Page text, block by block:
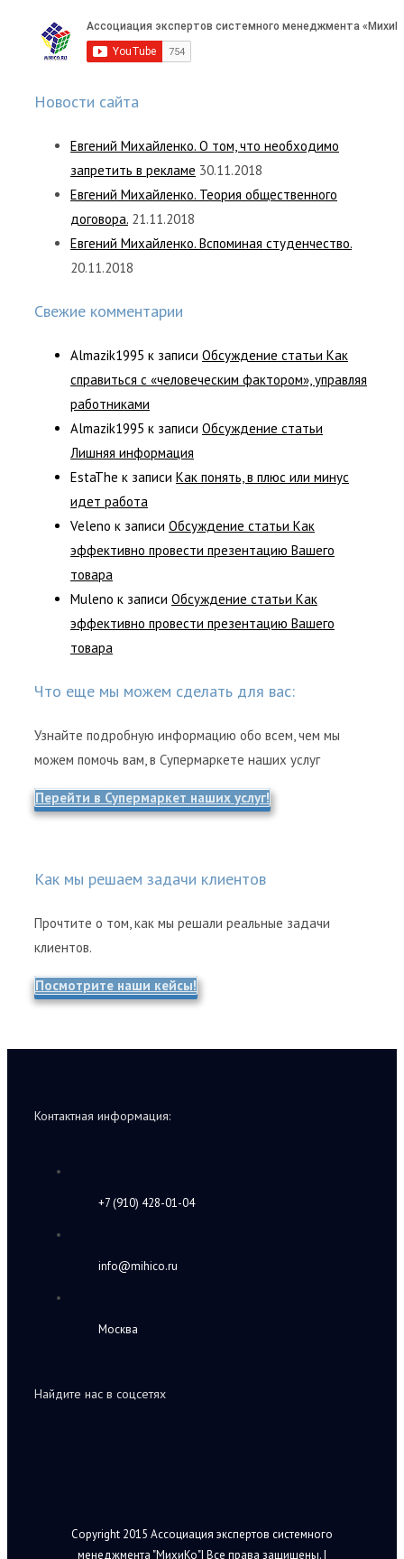
Новости сайта
Евгений Михайленко. О том, что необходимо
запретить в рекламе 30.11.2018
Евгений Михайленко. Теория общественного
договора. 21.11.2018
Евгений Михайленко. Вспоминая студенчество.
20.11.2018
Свежие комментарии
Almazik1995 к записи Обсуждение статьи Как
справиться с «человеческим фактором», управляя
работниками
Almazik1995 к записи Обсуждение статьи
Лишняя информация
EstaThe к записи Как понять, в плюс или минус
идет работа
Veleno к записи Обсуждение статьи Как
эффективно провести презентацию Вашего
товара
Muleno к записи Обсуждение статьи Как
эффективно провести презентацию Вашего
товара
Что еще мы можем сделать для вас:
Узнайте подробную информацию обо всем, чем мы
можем помочь вам, в Супермаркете наших услуг
Перейти в Супермаркет наших услуг!
Как мы решаем задачи клиентов
Прочтите о том, как мы решали реальные задачи
клиентов.
Посмотрите наши кейсы!
Контактная информация:
+7 (910) 428-01-04
info@mihico.ru
Москва
Найдите нас в соцсетях
Copyright 2015 Ассоциация экспертов системного
менеджмента "МихиКо"| Все права защищены. |